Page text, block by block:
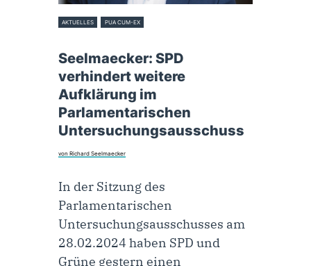
AKTUELLES PUA CUM-EX
Seelmaecker: SPD
verhindert weitere
Aufklärung im
Parlamentarischen
Untersuchungsausschuss
von Richard Seelmaecker
In der Sitzung des
Parlamentarischen
Untersuchungsausschusses am
28.02.2024 haben SPD und
Grüne gestern einen